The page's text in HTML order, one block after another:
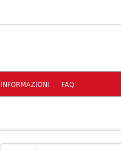
INFORMAZIONI FAQ